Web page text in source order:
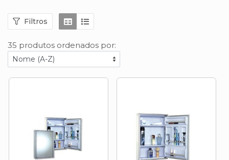
Filtros
35 produtos ordenados por: